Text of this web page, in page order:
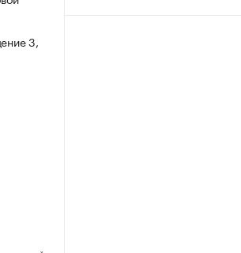
3,